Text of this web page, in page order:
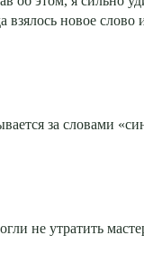
взялось новое слово
за словами
не утратить